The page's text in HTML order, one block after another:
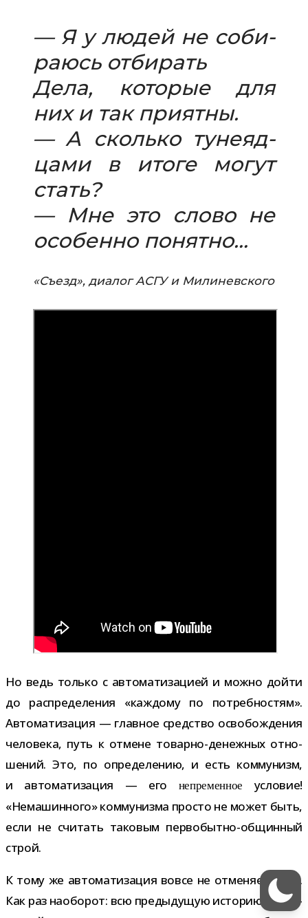
— Я у людей не соби­
ра­юсь отби­рать
Дела, кото­рые для
них и так при­ятны.
— А сколько туне­яд­
цами в итоге могут
стать?
— Мне это слово не
осо­бенно понятно…
«Съезд», диа­лог АСГУ и Милиневского
Но ведь только с авто­ма­ти­за­цией и можно дойти
до рас­пре­де­ле­ния «каж­дому по потреб­но­стям».
Автоматизация — глав­ное сред­ство осво­бож­де­ния
чело­века, путь к отмене товарно-​денежных отно­
ше­ний. Это, по опре­де­ле­нию, и есть ком­му­низм,
и авто­ма­ти­за­ция — его
непре­мен­ное
усло­вие!
«Немашинного» ком­му­низма про­сто не может быть,
если не счи­тать тако­вым первобытно-​общинный
строй.
К тому же авто­ма­ти­за­ция вовсе не отме­няет труд.
Как раз наобо­рот: всю преды­ду­щую исто­рию тех­ни­